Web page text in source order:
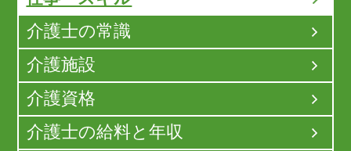
介護士の常識
介護施設
介護資格
介護士の給料と年収